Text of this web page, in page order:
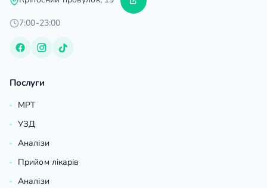
7:00-23:00
Послуги
МРТ
УЗД
Аналізи
Прийом лікарів
Аналізи